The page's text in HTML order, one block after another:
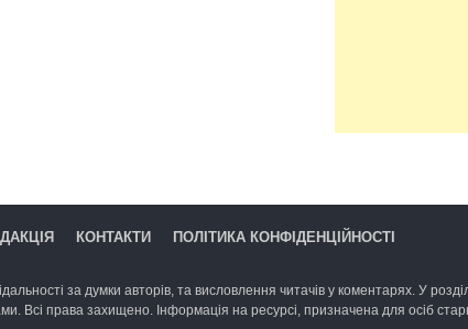
КОНТАКТИ ПОЛІТИКА КОНФІДЕНЦІЙНОСТІ
за думки авторів, та висловлення читачів у коментарях. У
Всі права захищено. Інформація на ресурсі, призначена для осіб